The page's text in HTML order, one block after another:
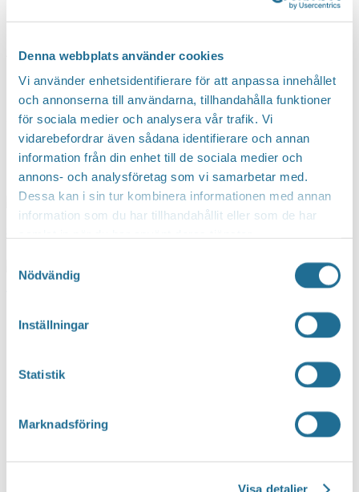
Denna webbplats använder cookies
Vi använder enhetsidentifierare för att anpassa innehållet
och annonserna till användarna, tillhandahålla funktioner
för sociala medier och analysera vår trafik. Vi
vidarebefordrar även sådana identifierare och annan
information från din enhet till de sociala medier och
annons- och analysföretag som vi samarbetar med.
Dessa kan i sin tur kombinera informationen med annan
information som du har tillhandahållit eller som de har
Nödvändig
Inställningar
Statistik
Marknadsföring
Visa detaljer
Årsredovisning 2019 Tillväxt Motala Ekonomisk Förening
Årsredovisning 2019 Tillväxt
Motala Ekonomisk Förening
Ladda ner dokument
Upptäck mer
Translate
You can translate this website with Google